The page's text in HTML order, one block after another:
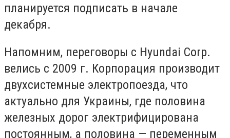
планируется подписать в начале
декабря.
Напомним, переговоры с Hyundai Corp.
велись с 2009 г. Корпорация производит
двухсистемные электропоезда, что
актуально для Украины, где половина
железных дорог электрифицирована
постоянным, а половина — переменным